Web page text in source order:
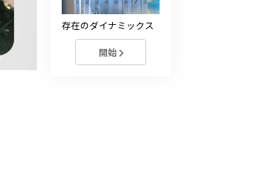
抑圧の原因
調査
存在のダイナミックス
開始